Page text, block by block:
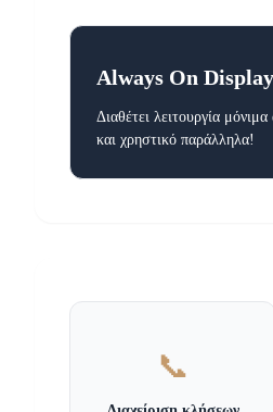
Always On Display
Διαθέτει λειτουργία
και χρηστικό παράλληλα!
📞